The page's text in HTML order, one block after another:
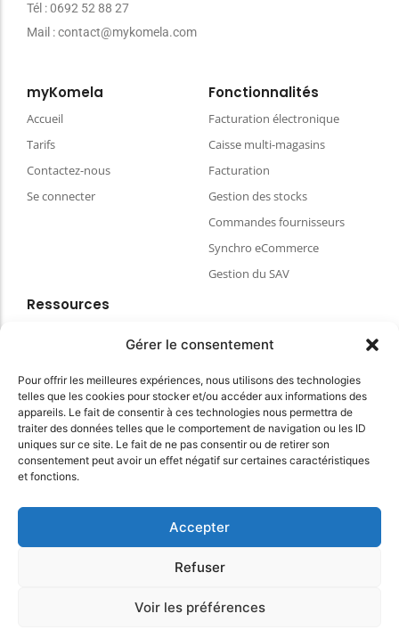
Gérer le consentement
Pour offrir les meilleures expériences, nous utilisons des technologies
telles que les cookies pour stocker et/ou accéder aux informations des
appareils. Le fait de consentir à ces technologies nous permettra de
traiter des données telles que le comportement de navigation ou les ID
uniques sur ce site. Le fait de ne pas consentir ou de retirer son
consentement peut avoir un effet négatif sur certaines caractéristiques
et fonctions.
Accepter
Refuser
Voir les préférences
Tél : 0692 52 88 27
Mail : contact@mykomela.com
myKomela
Accueil
Tarifs
Contactez-nous
Se connecter
Fonctionnalités
Facturation électronique
Caisse multi-magasins
Facturation
Gestion des stocks
Commandes fournisseurs
Synchro eCommerce
Gestion du SAV
Ressources
Choisir votre matériel de caisse
Espace client
CGVU
Politique de confidentialité
Conditions Générales du site